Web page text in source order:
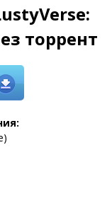
торрент